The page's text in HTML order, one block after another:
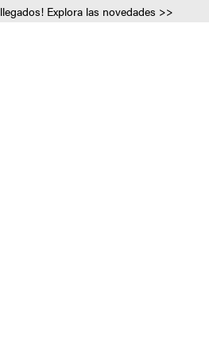
llegados! Explora las novedades >>